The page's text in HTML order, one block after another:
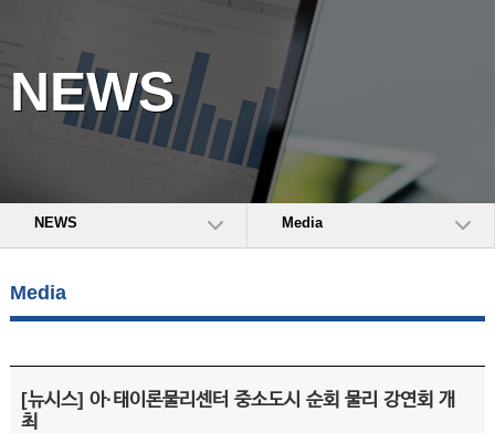
NEWS
NEWS Media
Media
[뉴시스] 아·태이론물리센터 중소도시 순회 물리 강연회 개
최